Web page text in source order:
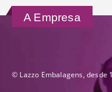
A Empresa
© Lazzo Embalagens, desde